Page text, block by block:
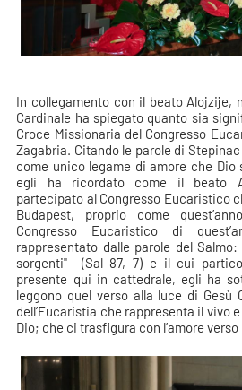
In collegamento con il beato Alojzije,
Cardinale ha spiegato quanto sia
Croce Missionaria del Congresso
Zagabria. Citando le parole di Stepinac
come unico legame di amore che
egli ha ricordato come il beato
partecipato al Congresso Eucaristico
Budapest, proprio come
Congresso Eucaristico di
rappresentato dalle parole del
sorgenti" (Sal 87, 7) e il cui
presente qui in cattedrale, egli ha
leggono quel verso alla luce di Gesù
dell’Eucaristia che rappresenta il vivo
Dio; che ci trasfigura con l’amore